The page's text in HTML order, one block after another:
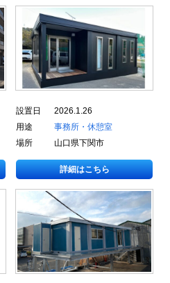
設置日
2026.1.26
用途
事務所・休憩室
場所
山口県下関市
詳細はこちら